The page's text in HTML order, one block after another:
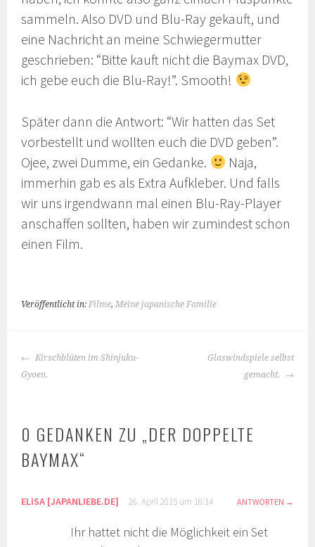
sammeln. Also DVD und Blu-Ray gekauft, und
eine Nachricht an meine Schwiegermutter
geschrieben: “Bitte kauft nicht die Baymax DVD,
ich gebe euch die Blu-Ray!”. Smooth!
Später dann die Antwort: “Wir hatten das Set
vorbestellt und wollten euch die DVD geben”.
Ojee, zwei Dumme, ein Gedanke.
Naja,
immerhin gab es als Extra Aufkleber. Und falls
wir uns irgendwann mal einen Blu-Ray-Player
anschaffen sollten, haben wir zumindest schon
einen Film.
Veröffentlicht in:Filme,Meine japanische Familie
BEITRAGS-
NAVIGATION
Kirschblüten im Shinjuku-
Gyoen.
Glaswindspiele selbst
gemacht.
0 GEDANKEN ZU „DER DOPPELTE
BAYMAX“
ELISA [JAPANLIEBE.DE] 26. April 2015 um 16:14 ANTWORTEN
Ihr hattet nicht die Möglichkeit ein Set